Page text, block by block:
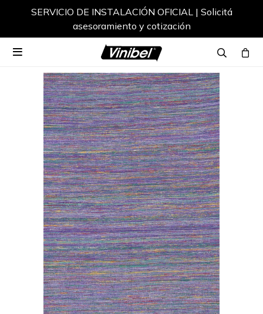
SERVICIO DE INSTALACIÓN OFICIAL | Solicitá
asesoramiento y cotización
